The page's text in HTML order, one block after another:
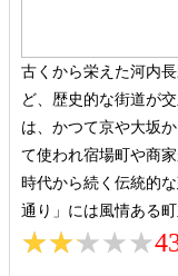
古くから栄えた河内
ど、歴史的な街道が
は、かつて京や大坂
て使われ宿場町や商
時代から続く伝統的
通り」には風情ある
★★★★★
★★★★★